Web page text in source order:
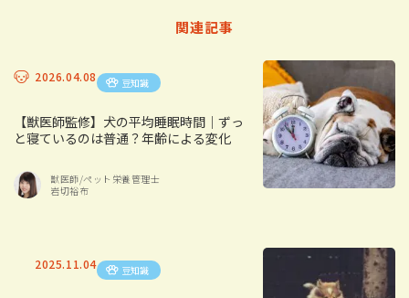
関連記事
2026.04.08 豆知識
【獣医師監修】犬の平均睡眠時間｜ずっ
と寝ているのは普通？年齢による変化
獣医師/ペット栄養管理士
岩切裕布
2025.11.04 豆知識